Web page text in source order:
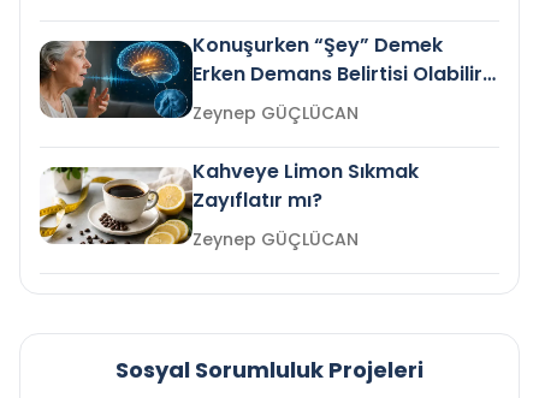
Konuşurken “Şey” Demek
Erken Demans Belirtisi Olabilir
mi?
Zeynep GÜÇLÜCAN
Kahveye Limon Sıkmak
Zayıflatır mı?
Zeynep GÜÇLÜCAN
Sosyal Sorumluluk Projeleri